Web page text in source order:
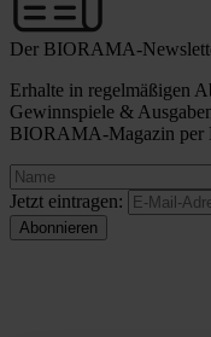
Der BIORAMA-
Erhalte in regelmäßigen
Gewinnspiele &
BIORAMA-Magazin per
Jetzt eintragen: